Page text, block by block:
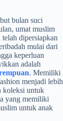
bulan suci
umat muslim
dipersiapkan
mulai dari
keperluan
adalah
. Memiliki
menjadi lebih
koleksi untuk
yang memiliki
untuk anak